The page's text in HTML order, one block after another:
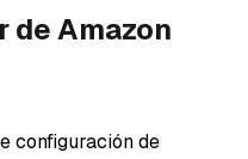
de Amazon
configuración de